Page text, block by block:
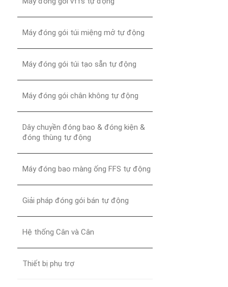
Máy đóng gói túi miệng mở tự động
Máy đóng gói túi tạo sẵn tự động
Máy đóng gói chân không tự động
Dây chuyền đóng bao & đóng kiện &
đóng thùng tự động
Máy đóng bao màng ống FFS tự động
Giải pháp đóng gói bán tự động
Hệ thống Cân và Cân
Thiết bị phụ trợ